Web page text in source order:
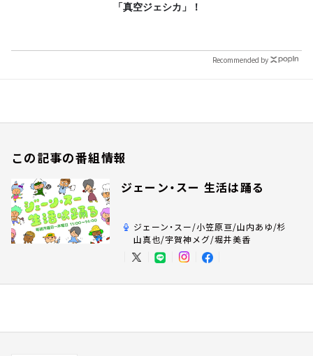
「真空ジェシカ」！
Recommended by
この記事の番組情報
ジェーン・スー 生活は踊る
ジェーン・スー/小笠原亘/山内あゆ/杉
山真也/宇賀神メグ/堀井美香